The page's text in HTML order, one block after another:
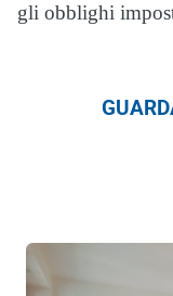
gli obblighi